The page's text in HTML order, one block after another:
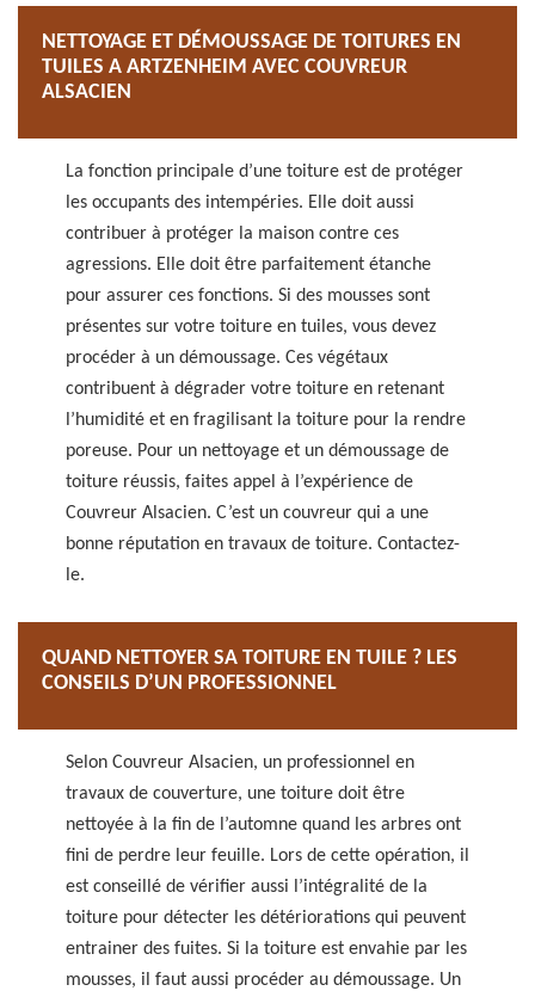
NETTOYAGE ET DÉMOUSSAGE DE TOITURES EN
TUILES A ARTZENHEIM AVEC COUVREUR
ALSACIEN
La fonction principale d’une toiture est de protéger
les occupants des intempéries. Elle doit aussi
contribuer à protéger la maison contre ces
agressions. Elle doit être parfaitement étanche
pour assurer ces fonctions. Si des mousses sont
présentes sur votre toiture en tuiles, vous devez
procéder à un démoussage. Ces végétaux
contribuent à dégrader votre toiture en retenant
l’humidité et en fragilisant la toiture pour la rendre
poreuse. Pour un nettoyage et un démoussage de
toiture réussis, faites appel à l’expérience de
Couvreur Alsacien. C’est un couvreur qui a une
bonne réputation en travaux de toiture. Contactez-
le.
QUAND NETTOYER SA TOITURE EN TUILE ? LES
CONSEILS D’UN PROFESSIONNEL
Selon Couvreur Alsacien, un professionnel en
travaux de couverture, une toiture doit être
nettoyée à la fin de l’automne quand les arbres ont
fini de perdre leur feuille. Lors de cette opération, il
est conseillé de vérifier aussi l’intégralité de la
toiture pour détecter les détériorations qui peuvent
entrainer des fuites. Si la toiture est envahie par les
mousses, il faut aussi procéder au démoussage. Un